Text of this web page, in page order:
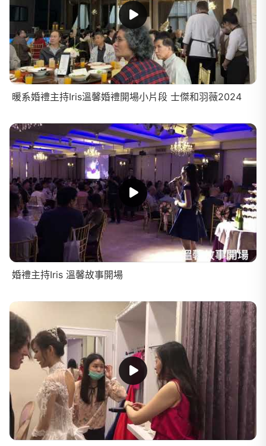
暖系婚禮主持Iris溫馨婚禮開場小片段 士傑和羽薇2024
婚禮主持Iris 溫馨故事開場